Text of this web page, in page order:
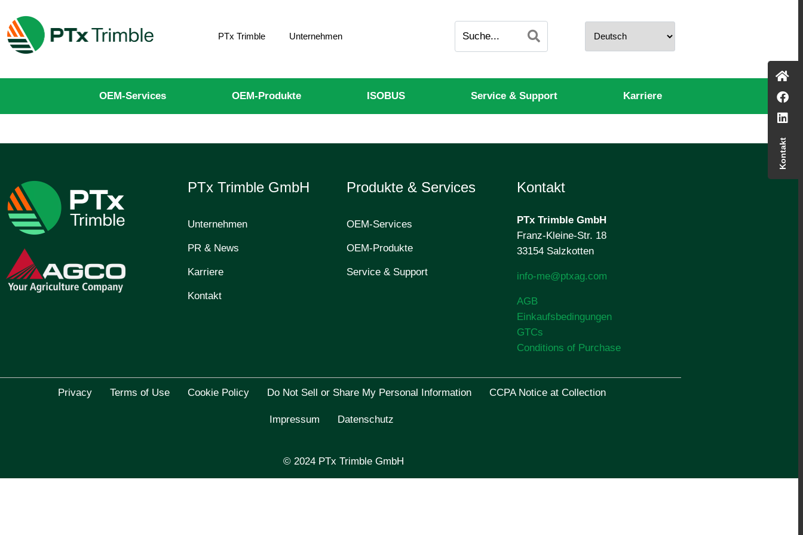
PTx Trimble Unternehmen
OEM-Services OEM-Produkte ISOBUS Service & Support Karriere
PTx Trimble GmbH
Unternehmen
PR & News
Karriere
Kontakt
Produkte & Services
OEM-Services
OEM-Produkte
Service & Support
Kontakt
PTx TrimbleGmbH
Franz-Kleine-Str. 18
33154 Salzkotten
info-me@ptxag.com
AGB
Einkaufsbedingungen
GTCs
Conditions of Purchase
Privacy Terms of Use Cookie Policy Do Not Sell or Share My Personal Information CCPA Notice at Collection
Impressum Datenschutz
© 2024 PTx Trimble GmbH
Kontakt